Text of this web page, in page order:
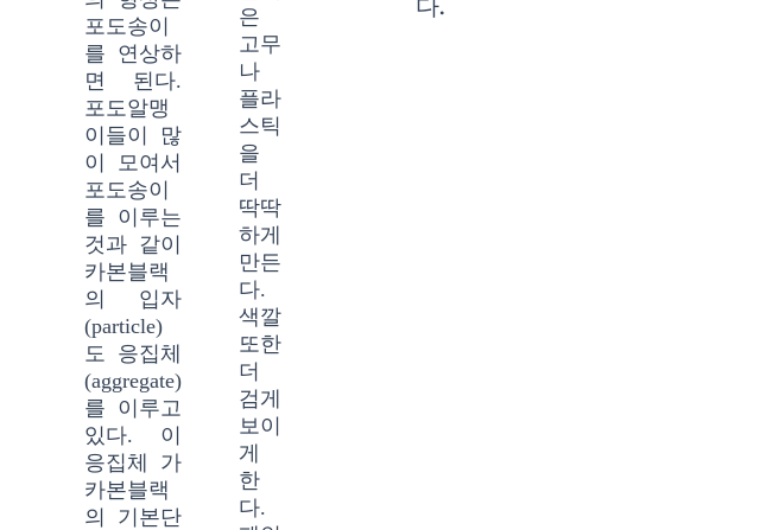
포도송이
를 연상하
면 된다.
포도알맹
이들이 많
이 모여서
포도송이
를 이루는
것과 같이
카본블랙
의 입자
(particle)
도 응집체
(aggregate)
를 이루고
있다. 이
응집체 가
카본블랙
의 기본단
은
고무
나
플라
스틱
을
더
딱딱
하게
만든
다.
색깔
또한
더
검게
보이
게
한
다.
다.